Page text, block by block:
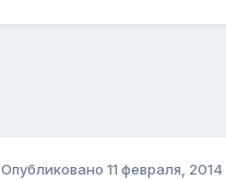
Опубликовано 11 февраля, 2014